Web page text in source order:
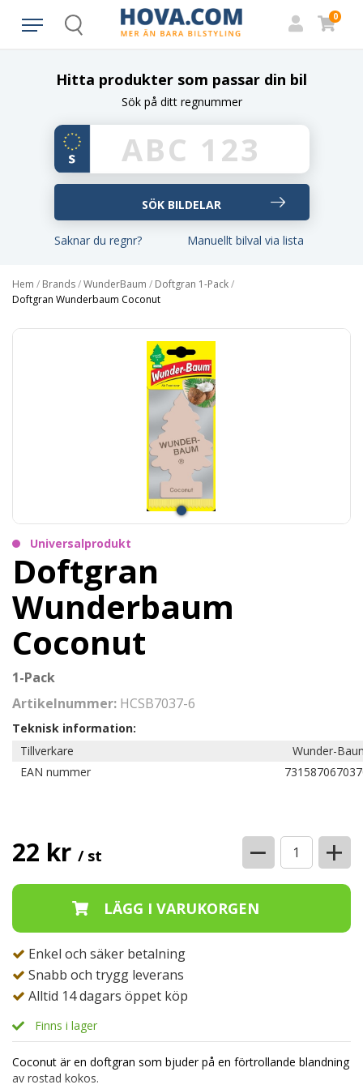
Search
0
Hitta produkter som passar din bil
Sök på ditt regnummer
Saknar du regnr? Manuellt bilval via lista
Hem / Brands/WunderBaum / Doftgran 1-Pack/
Doftgran Wunderbaum Coconut
Universalprodukt
Doftgran
Wunderbaum
Coconut
1-Pack
Artikelnummer: HCSB7037-6
Teknisk information:
Tillverkare
Wunder-
EAN nummer
22 kr / st − +
Enkel och säker betalning
Snabb och trygg leverans
Alltid 14 dagars öppet köp
Finns i lager
Coconut är en doftgran som bjuder på en förtrollande blandning
av rostad kokos.